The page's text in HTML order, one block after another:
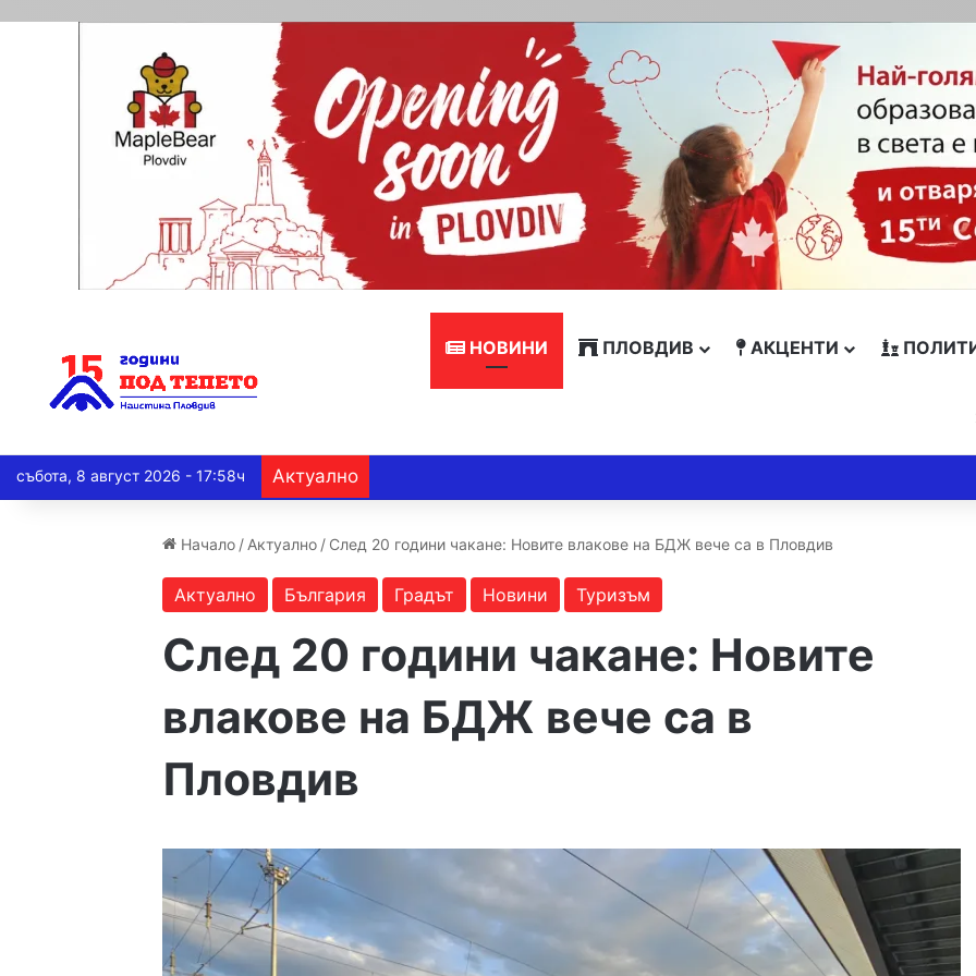
НОВИНИ ПЛОВДИВ АКЦЕНТИ
събота, 8 август 2026 - 17:58ч Актуално
Начало / Актуално / След 20 години чакане: Новите влакове на БДЖ вече са в Пловдив
Актуално България Градът Новини Туризъм
След 20 години чакане: Новите
влакове на БДЖ вече са в
Пловдив